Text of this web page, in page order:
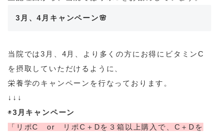
3月、4月キャンペーン🌸
当院では3月、4月、より多くの方にお得にビタミンC
を摂取していただけるように、
栄養学のキャンペーンを行なっております。
↓↓↓
◉3月 キャンペーン
「リポC or リポC＋Dを３箱以上購入で、C＋Dを